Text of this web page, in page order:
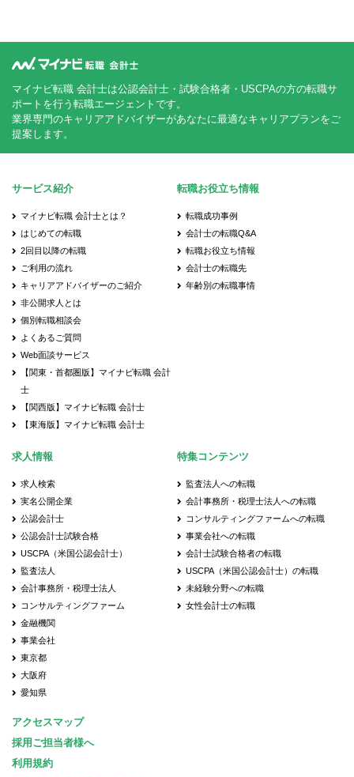
マイナビ転職 会計士は公認会計士・試験合格者・USCPAの方の転職サ
ポートを行う転職エージェントです。
業界専門のキャリアアドバイザーがあなたに最適なキャリアプランをご
提案します。
サービス紹介
マイナビ転職 会計士とは？
はじめての転職
2回目以降の転職
ご利用の流れ
キャリアアドバイザーのご紹介
非公開求人とは
個別転職相談会
よくあるご質問
Web面談サービス
【関東・首都圏版】マイナビ転職 会計
士
【関西版】マイナビ転職 会計士
【東海版】マイナビ転職 会計士
転職お役立ち情報
転職成功事例
会計士の転職Q&A
転職お役立ち情報
会計士の転職先
年齢別の転職事情
求人情報
求人検索
実名公開企業
公認会計士
公認会計士試験合格
USCPA（米国公認会計士）
監査法人
会計事務所・税理士法人
コンサルティングファーム
金融機関
事業会社
東京都
大阪府
愛知県
特集コンテンツ
監査法人への転職
会計事務所・税理士法人への転職
コンサルティングファームへの転職
事業会社への転職
会計士試験合格者の転職
USCPA（米国公認会計士）の転職
未経験分野への転職
女性会計士の転職
アクセスマップ
採用ご担当者様へ
利用規約